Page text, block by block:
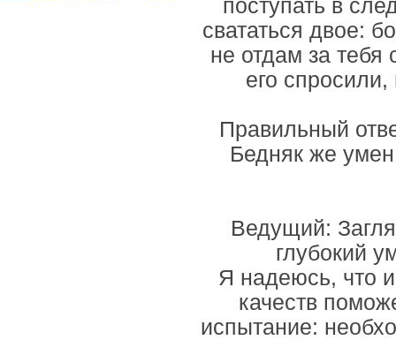
поступать в
свататься двое:
не отдам за
его спросили,
Правильный
Бедняк же
Ведущий:
глубокий
Я надеюсь, что
качеств
испытание: